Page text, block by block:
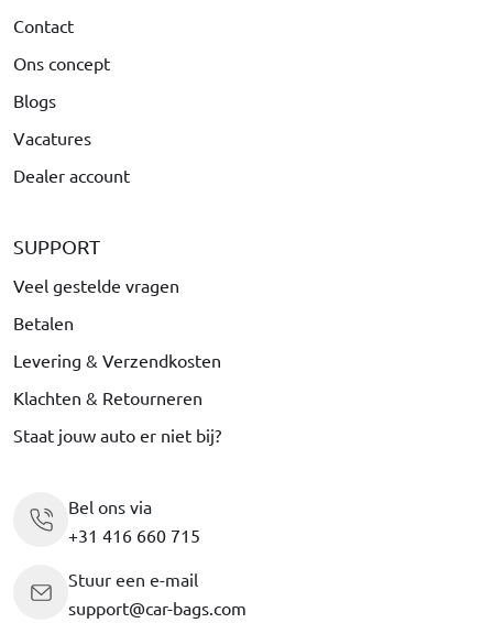
Contact
Ons concept
Blogs
Vacatures
Dealer account
SUPPORT
Veel gestelde vragen
Betalen
Levering & Verzendkosten
Klachten & Retourneren
Staat jouw auto er niet bij?
Bel ons via
+31 416 660 715
Stuur een e-mail
support@car-bags.com